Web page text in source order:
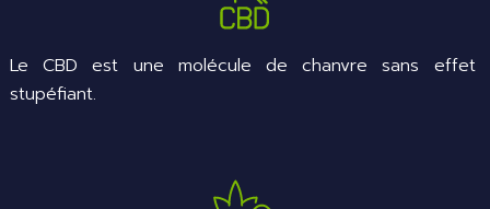
Le CBD est une molécule de chanvre sans effet
stupéfiant.